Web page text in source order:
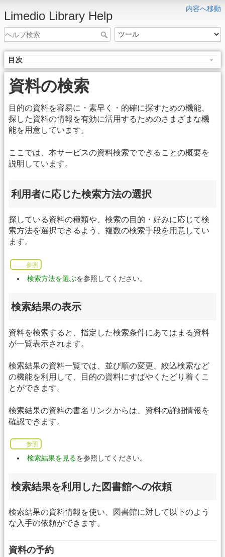
内容へ移動
Limedio Library Help
目次
資料の検索
目的の資料を容易に・素早く・的確に探すための機能、
探した資料の情報を有効に活用するためのさまざまな機
能を用意しています。
ここでは、本サービスの資料検索でできることの概要を
説明しています。
利用者に応じた検索方法の選択
探している資料の種類や、検索の目的・好みに応じて検
索方法を選択できるよう、複数の検索手段を用意してい
ます。
参照
検索方法を選ぶを参照してください。
検索結果の表示
資料を検索すると、指定した検索条件にあてはまる資料
が一覧表示されます。
検索結果の資料一覧では、並び順の変更、絞込検索など
の機能を利用して、目的の資料にすばやくたどり着くこ
とができます。
検索結果の資料の書名リンクからは、資料の詳細情報を
確認できます。
参照
検索結果を見るを参照してください。
検索結果を利用した図書館への依頼
検索結果の資料情報を使い、図書館に対して以下のよう
な入手の依頼ができます。
資料の予約